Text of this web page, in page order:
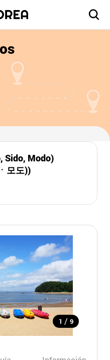
Sido, Modo)
모도))
1 / 9